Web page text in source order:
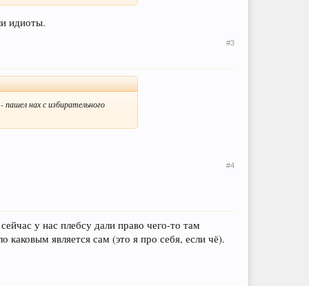
идиоты.
#3
нах с избирательного
#4
у нас плебсу дали право чего-то там
является сам (это я про себя, если чё).